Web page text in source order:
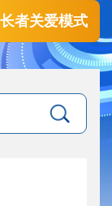
长者关爱模式